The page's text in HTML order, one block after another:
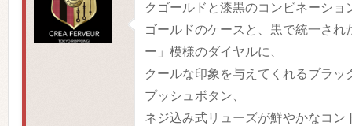
クゴールドと漆黒のコンビネーショ
ゴールドのケースと、黒で統一され
ー」模様のダイヤルに、
クールな印象を与えてくれるブラッ
プッシュボタン、
ネジ込み式リューズが鮮やかなコン